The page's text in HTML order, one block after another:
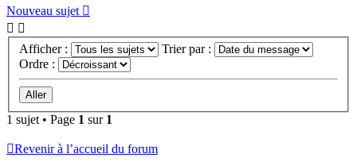
Nouveau sujet
Afficher :
Trier par :
Ordre :
1 sujet • Page 1 sur 1
Revenir à l’accueil du forum